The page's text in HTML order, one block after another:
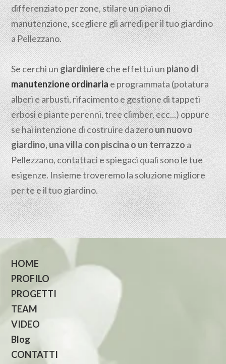
differenziato per zone, stilare un piano di
manutenzione, scegliere gli arredi per il tuo giardino
a Pellezzano.
Se cerchi ungiardiniereche effettui unpiano di
manutenzione ordinariae programmata (potatura
alberi e arbusti, rifacimento e gestione di tappeti
erbosi e piante perenni, tree climber, ecc...) oppure
se hai intenzione di costruire da zeroun nuovo
giardino, una villa con piscina o un terrazzoa
Pellezzano, contattaci e spiegaci quali sono le tue
esigenze. Insieme troveremo la soluzione migliore
per te e il tuo giardino.
HOME
PROFILO
PROGETTI
TEAM
VIDEO
Blog
CONTATTI